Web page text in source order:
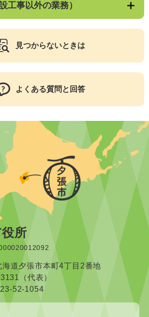
工事以外の業務）
見つからないときは
よくある質問と回答
所
道夕張市本町4丁目2番地
（代表）
52-1054